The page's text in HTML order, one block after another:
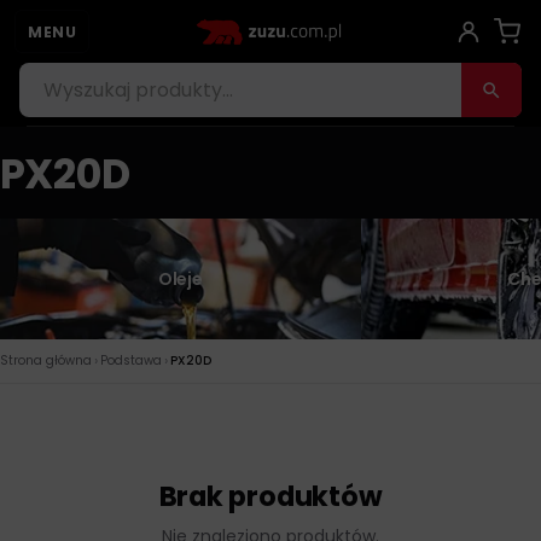
MENU
PX20D
Oleje
Strona główna › Podstawa › PX20D
Brak produktów
Nie znaleziono produktów.